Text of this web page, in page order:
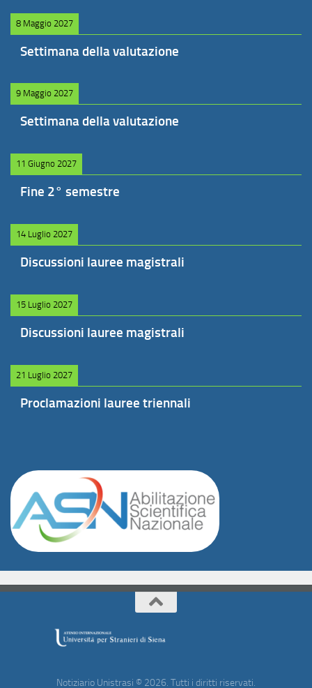
8 Maggio 2027
Settimana della valutazione
9 Maggio 2027
Settimana della valutazione
11 Giugno 2027
Fine 2° semestre
14 Luglio 2027
Discussioni lauree magistrali
15 Luglio 2027
Discussioni lauree magistrali
21 Luglio 2027
Proclamazioni lauree triennali
Notiziario Unistrasi © 2026. Tutti i diritti riservati.